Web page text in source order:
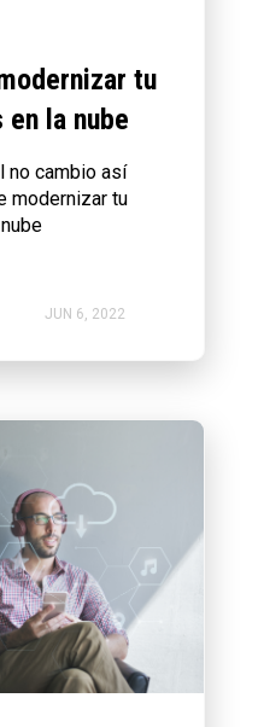
tu
la nube
no cambio así
modernizar tu
JUN 6, 2022